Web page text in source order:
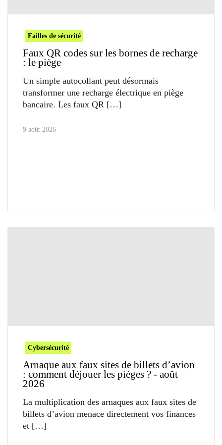
Failles de sécurité
Faux QR codes sur les bornes de recharge
: le piège
Un simple autocollant peut désormais
transformer une recharge électrique en piège
bancaire. Les faux QR
9 août 2026
Cybersécurité
Arnaque aux faux sites de billets d’avion
: comment déjouer les pièges ? - août
2026
La multiplication des arnaques aux faux sites de
billets d’avion menace directement vos finances
et